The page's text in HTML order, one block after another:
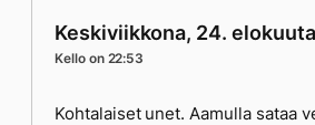
Keskiviikkona, 24.
Kello on 22:53
Kohtalaiset unet. Aamulla sataa